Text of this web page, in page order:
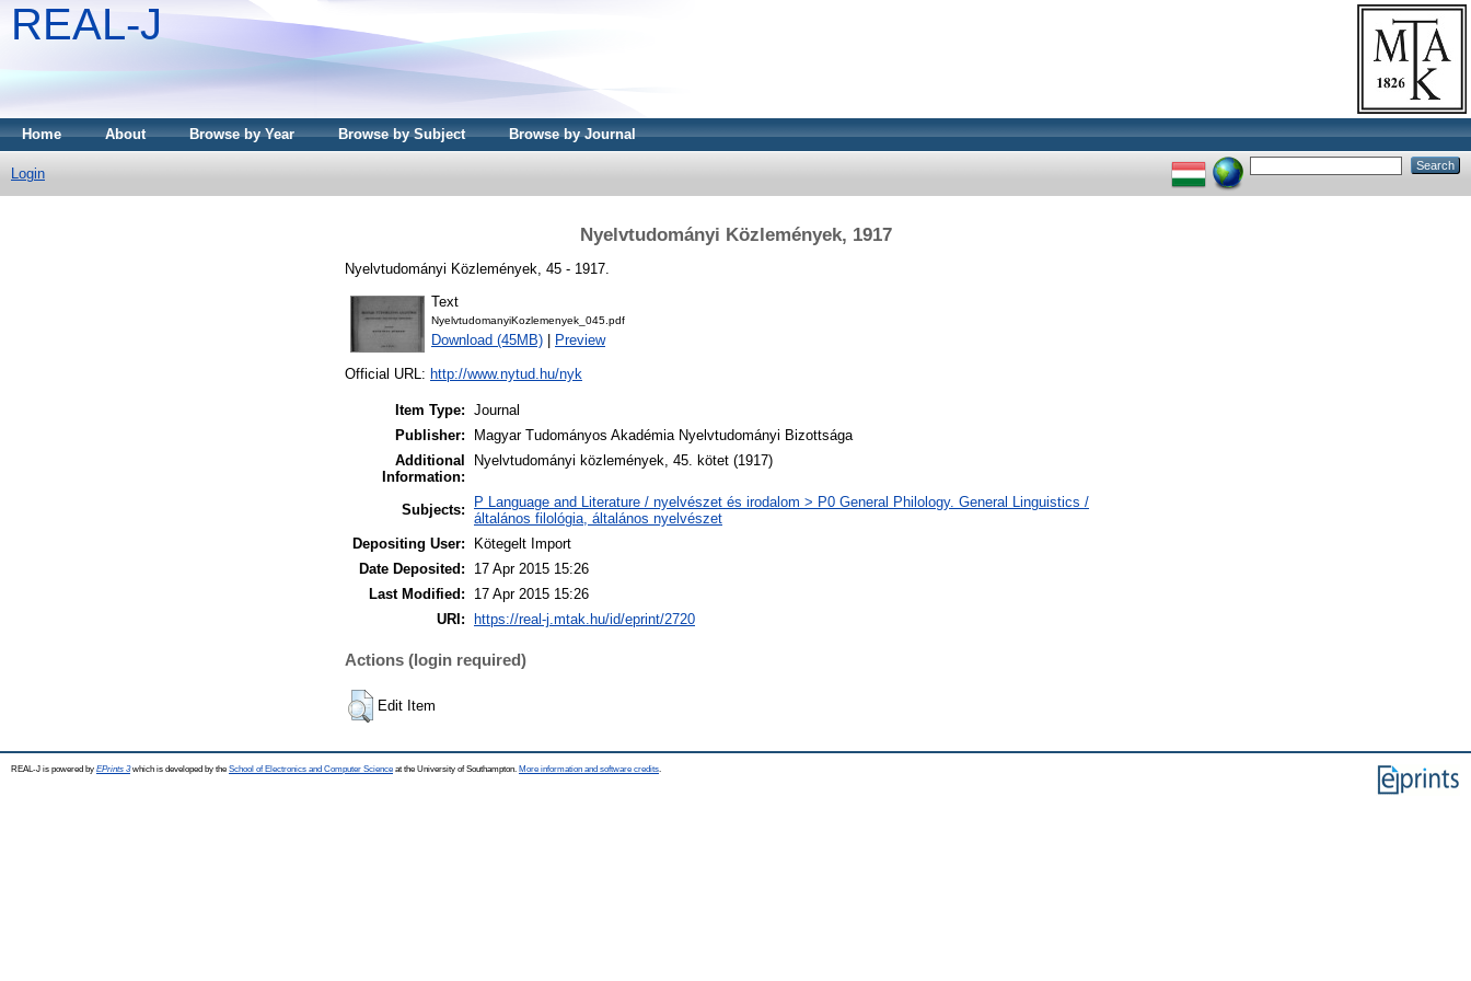
REAL-J
Home About Browse by Year Browse by Subject Browse by Journal
Login
Nyelvtudományi Közlemények, 1917
Nyelvtudományi Közlemények, 45 - 1917.
Text
NyelvtudomanyiKozlemenyek_045.pdf
Download (45MB) Preview
Official URL: http://www.nytud.hu/nyk
Item Type: Journal
Publisher:
Magyar Tudományos Akadémia Nyelvtudományi Bizottsága
Additional
Information:
Nyelvtudományi közlemények, 45. kötet (1917)
Subjects:
P Language and Literature / nyelvészet és irodalom > P0 General Philology. General Linguistics /
általános filológia, általános nyelvészet
Depositing User:
Kötegelt Import
Date Deposited:
17 Apr 2015 15:26
Last Modified:
17 Apr 2015 15:26
URI:
https://real-j.mtak.hu/id/eprint/2720
Actions (login required)
Edit Item
REAL-J is powered by EPrints 3which is developed by the School of Electronics and Computer Science at the University of Southampton. More information and software credits